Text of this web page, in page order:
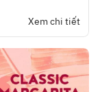
Xem chi tiết